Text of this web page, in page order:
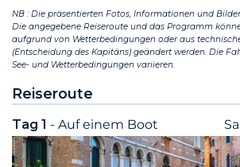
NB : Die präsentierten Fotos, Informationen und
Die angegebene Reiseroute und das Programm
aufgrund von Wetterbedingungen oder aus
(Entscheidung des Kapitäns) geändert werden. Die
See- und Wetterbedingungen variieren.
Reiseroute
Tag 1 - Auf einem Boot